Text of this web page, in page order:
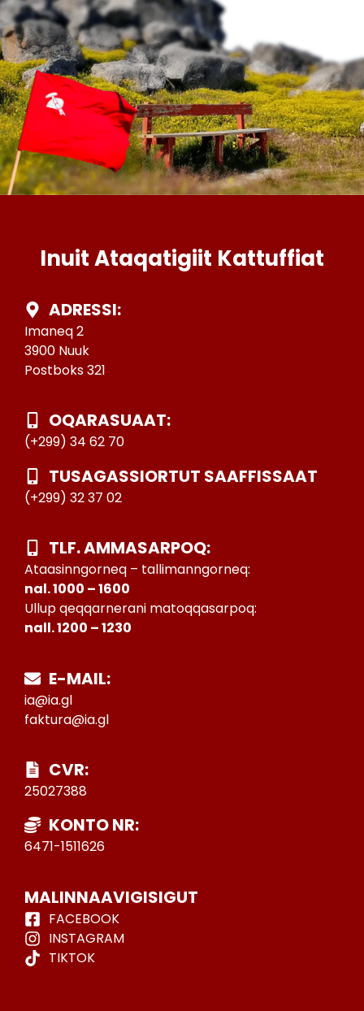
Inuit Ataqatigiit Kattuffiat
ADRESSI:
Imaneq 2
3900 Nuuk
Postboks 321
OQARASUAAT:
(+299) 34 62 70
TUSAGASSIORTUT SAAFFISSAAT
(+299) 32 37 02
TLF. AMMASARPOQ:
Ataasinngorneq – tallimanngorneq:
nal. 1000 – 1600
Ullup qeqqarnerani matoqqasarpoq:
nall. 1200 – 1230
E-MAIL:
ia@ia.gl
faktura@ia.gl
CVR:
25027388
KONTO NR:
6471-1511626
MALINNAAVIGISIGUT
FACEBOOK
INSTAGRAM
TIKTOK